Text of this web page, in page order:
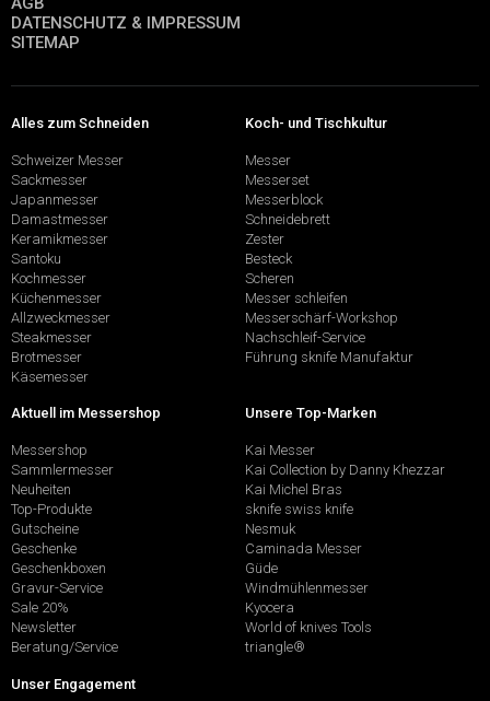
DATENSCHUTZ & IMPRESSUM
SITEMAP
Alles zum Schneiden
Schweizer Messer
Sackmesser
Japanmesser
Damastmesser
Keramikmesser
Santoku
Kochmesser
Küchenmesser
Allzweckmesser
Steakmesser
Brotmesser
Käsemesser
Koch- und Tischkultur
Messer
Messerset
Messerblock
Schneidebrett
Zester
Besteck
Scheren
Messer schleifen
Messerschärf-Workshop
Nachschleif-Service
Führung sknife Manufaktur
Aktuell im Messershop
Messershop
Sammlermesser
Neuheiten
Top-Produkte
Gutscheine
Geschenke
Geschenkboxen
Gravur-Service
Sale 20%
Newsletter
Beratung/Service
Unsere Top-Marken
Kai Messer
Kai Collection by Danny Khezzar
Kai Michel Bras
sknife swiss knife
Nesmuk
Caminada Messer
Güde
Windmühlenmesser
Kyocera
World of knives Tools
triangle®
Unser Engagement